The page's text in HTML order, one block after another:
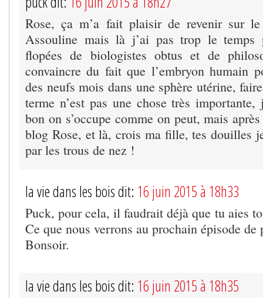
Rose, ça m’a fait plaisir de revenir sur
Assouline mais là j’ai pas trop le temps
flopées de biologistes obtus et de
convaincre du fait que l’embryon humain
des neufs mois dans une sphère utérine,
terme n’est pas une chose très importante,
bon on s’occupe comme on peut, mais
blog Rose, et là, crois ma fille, tes douilles
par les trous de nez !
la vie dans les bois dit: 16 juin 2015 à 18h33
Puck, pour cela, il faudrait déjà que tu aies
Ce que nous verrons au prochain épisode
Bonsoir.
la vie dans les bois dit: 16 juin 2015 à 18h35